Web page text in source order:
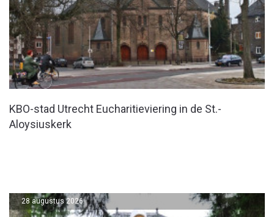
KBO-stad Utrecht Eucharitieviering in de St.-
Aloysiuskerk
28 augustus 2026